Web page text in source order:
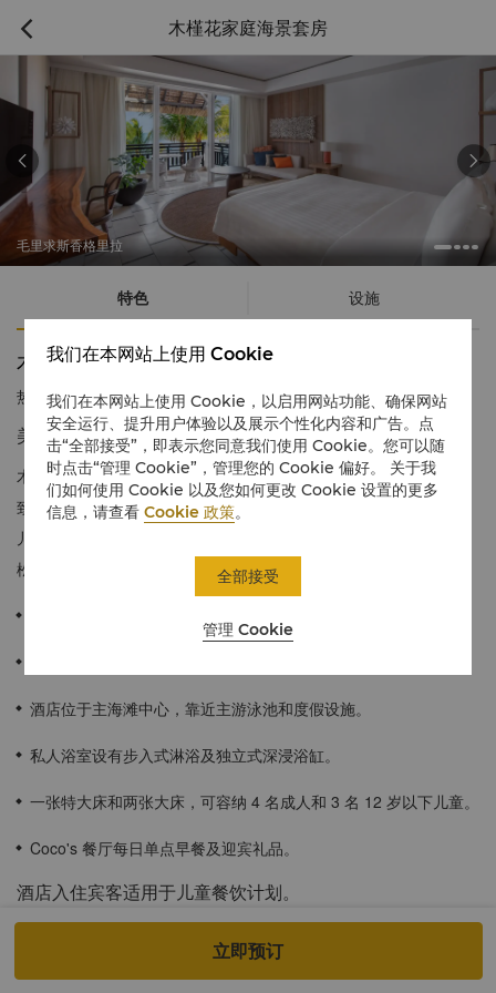
 木槿花家庭海景套房
毛里求斯香格里拉
 
特色 设施
木槿花家庭海景套房
热线电话 1 866 565 5050
美景相伴，悠享天伦假日
木槿花家庭海景套房空间宽敞，以浅沙色调营造宁静氛围，配以精
致的花卉与动物图案装饰，更添雅致。连通客房位于主海滩，靠近
儿童俱乐部和度假设施，设有两个私人阳台，坐拥一线海景，可轻
松容纳 4 名成人和 3 名儿童。
酒店位于主海滩中心，靠近主游泳池和度假设施。
私人浴室设有步入式淋浴及独立式深浸浴缸。
一张特大床和两张大床，可容纳 4 名成人和 3 名 12 岁以下儿童。
Coco's 餐厅每日单点早餐及迎宾礼品。
酒店入住宾客适用于儿童餐饮计划。
高入住人数。6 岁以下儿童可在 TSK 餐厅和 Coco's Beach House
立即预订
我们在本网站上使用 Cookie
我们在本网站上使用 Cookie，以启用网站功能、确保网站
安全运行、提升用户体验以及展示个性化内容和广告。点
击“全部接受”，即表示您同意我们使用 Cookie。您可以随
时点击“管理 Cookie”，管理您的 Cookie 偏好。 关于我
们如何使用 Cookie 以及您如何更改 Cookie 设置的更多
信息，请查看Cookie 政策。
管理 Cookie
全部接受